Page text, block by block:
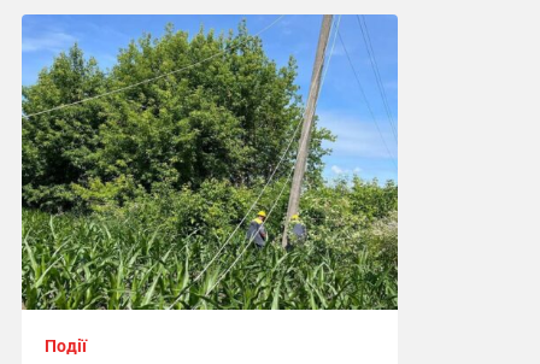
18:02 вчора
Події